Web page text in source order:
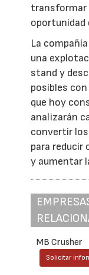
transformar
oportunidad
La
una
stand y
posibles
que hoy
analizarán
convertir
para reducir
y aumentar
MB Crusher
Solicitar